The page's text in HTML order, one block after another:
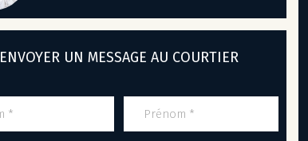
ENVOYER UN MESSAGE AU COURTIER